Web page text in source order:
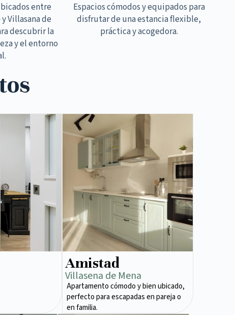
entre
Villasana de
descubrir la
y el entorno
Espacios cómodos y equipados para
disfrutar de una estancia flexible,
práctica y acogedora.
Amistad
Villasena de Mena
Apartamento cómodo y bien ubicado,
perfecto para escapadas en pareja o
en familia.